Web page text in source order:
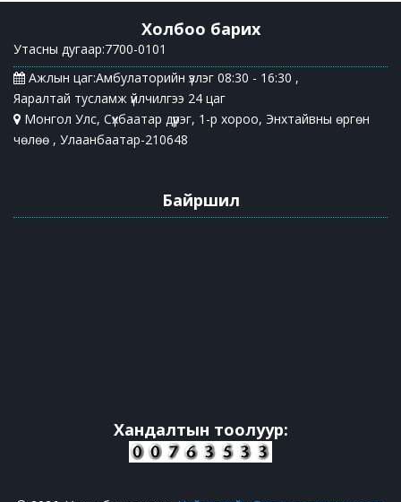
Холбоо барих
Утасны дугаар:7700-0101
Ажлын цаг:Амбулаторийн үзлэг 08:30 - 16:30 ,
Яаралтай тусламж үйлчилгээ 24 цаг
Монгол Улс, Сүхбаатар дүүрэг, 1-р хороо, Энхтайвны өргөн
чөлөө , Улаанбаатар-210648
Байршил
Хандалтын тоолуур: